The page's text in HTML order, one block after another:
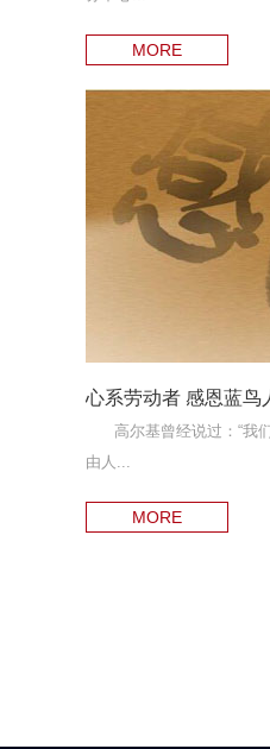
MORE
心系劳动者 感恩蓝鸟
高尔基曾经说过：“我们
由人...
MORE